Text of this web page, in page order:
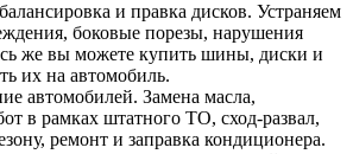
и правка дисков. Устраняем
боковые порезы, нарушения
же вы можете купить шины, диски и
их на автомобиль.
автомобилей. Замена масла,
в рамках штатного ТО, сход-развал,
ремонт и заправка кондиционера.